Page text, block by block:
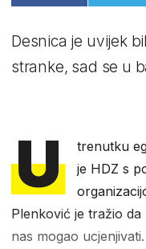
Desnica je uvijek
stranke, sad se u
U trenutku
je HDZ s
Plenković je tražio
nas mogao